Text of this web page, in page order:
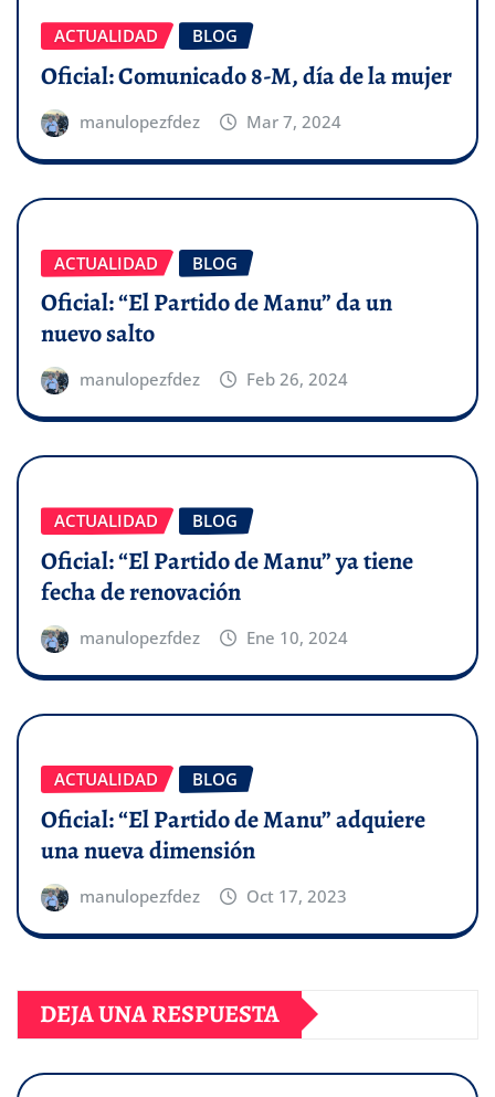
ACTUALIDAD BLOG
Oficial: Comunicado 8-M, día de la mujer
manulopezfdez Mar 7, 2024
ACTUALIDAD BLOG
Oficial: “El Partido de Manu” da un
nuevo salto
manulopezfdez Feb 26, 2024
ACTUALIDAD BLOG
Oficial: “El Partido de Manu” ya tiene
fecha de renovación
manulopezfdez Ene 10, 2024
ACTUALIDAD BLOG
Oficial: “El Partido de Manu” adquiere
una nueva dimensión
manulopezfdez Oct 17, 2023
DEJA UNA RESPUESTA